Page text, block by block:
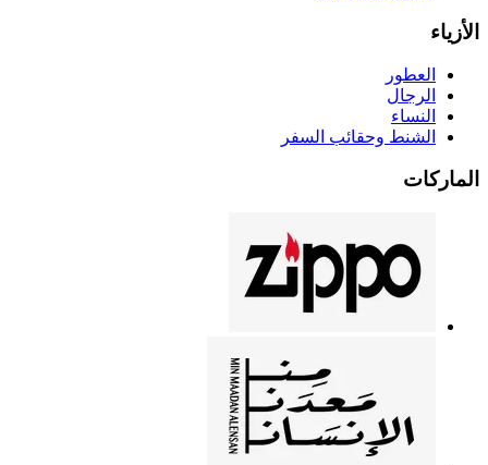
الأزياء
العطور
الرجال
النساء
الشنط وحقائب السفر
الماركات